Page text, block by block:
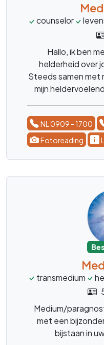
counselor
Hallo, ik ben
helderheid over
Steeds samen met
mijn
natuur neem ik
vragen of zoek je
NL 0909 - 1700
Fotoreading
transmedium
Medium/
met een
bijstaan in